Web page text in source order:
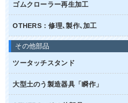
ゴムクローラー再生加工
OTHERS：修理､製作､加工
その他部品
ツータッチスタンド
大型土のう製造器具「瞬作」